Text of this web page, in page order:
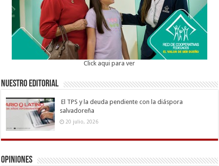
Click aqui para ver
Nuestro Editorial
El TPS y la deuda pendiente con la diáspora
salvadoreña
20 julio, 2026
Opiniones